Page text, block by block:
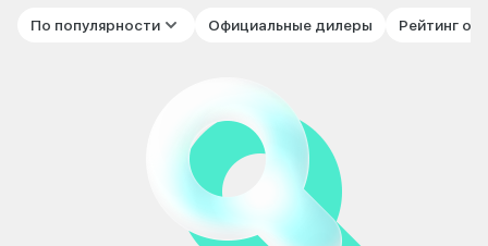
По популярности Официальные дилеры Рейтинг